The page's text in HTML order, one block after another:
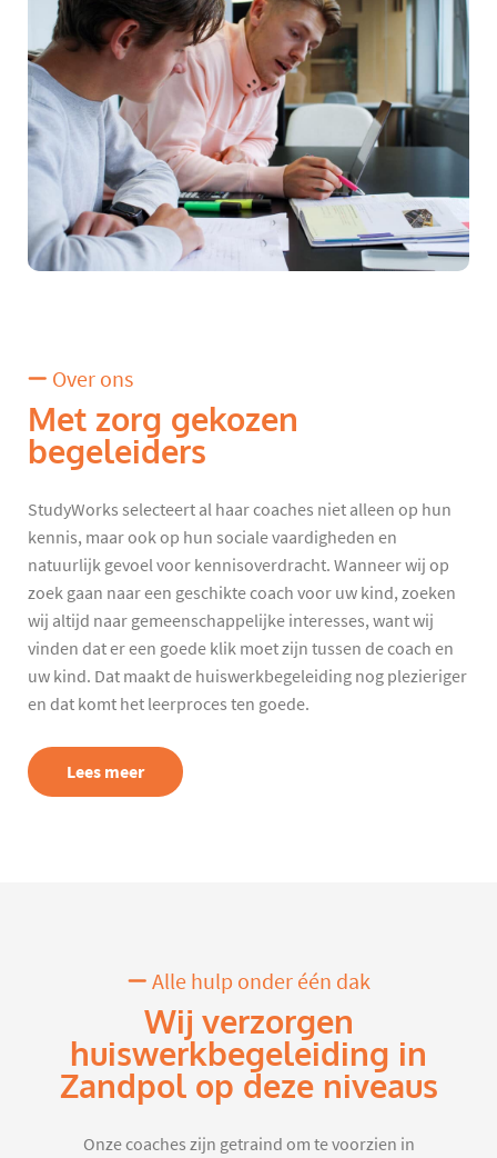
Over ons
Met zorg gekozen
begeleiders
StudyWorks selecteert al haar coaches niet alleen op hun
kennis, maar ook op hun sociale vaardigheden en
natuurlijk gevoel voor kennisoverdracht. Wanneer wij op
zoek gaan naar een geschikte coach voor uw kind, zoeken
wij altijd naar gemeenschappelijke interesses, want wij
vinden dat er een goede klik moet zijn tussen de coach en
uw kind. Dat maakt de huiswerkbegeleiding nog plezieriger
en dat komt het leerproces ten goede.
Lees meer
Alle hulp onder één dak
Wij verzorgen
huiswerkbegeleiding in
Zandpol op deze niveaus
Onze coaches zijn getraind om te voorzien in